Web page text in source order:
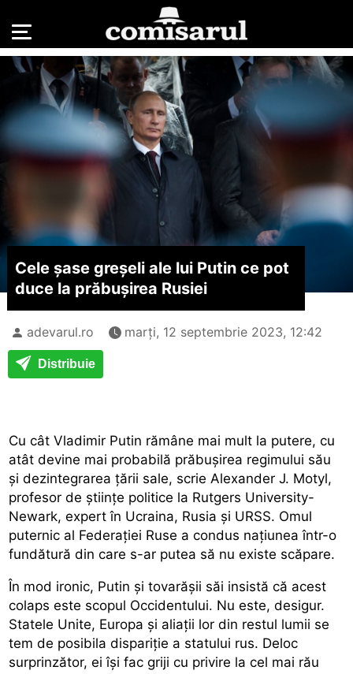
Cele șase greșeli ale lui Putin ce pot
duce la prăbușirea Rusiei
adevarul.ro marți, 12 septembrie 2023, 12:42
Distribuie
Cu cât Vladimir Putin rămâne mai mult la putere, cu
atât devine mai probabilă prăbușirea regimului său
și dezintegrarea țării sale, scrie Alexander J. Motyl,
profesor de științe politice la Rutgers University-
Newark, expert în Ucraina, Rusia și URSS. Omul
puternic al Federației Ruse a condus națiunea într-o
fundătură din care s-ar putea să nu existe scăpare.
În mod ironic, Putin și tovarășii săi insistă că acest
colaps este scopul Occidentului. Nu este, desigur.
Statele Unite, Europa și aliații lor din restul lumii se
tem de posibila dispariție a statului rus. Deloc
surprinzător, ei își fac griji cu privire la cel mai rău